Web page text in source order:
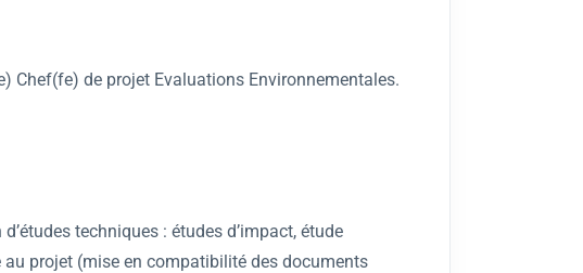
Chef(fe) de projet Evaluations Environnementales.
techniques : études d’impact, étude
projet (mise en compatibilité des documents